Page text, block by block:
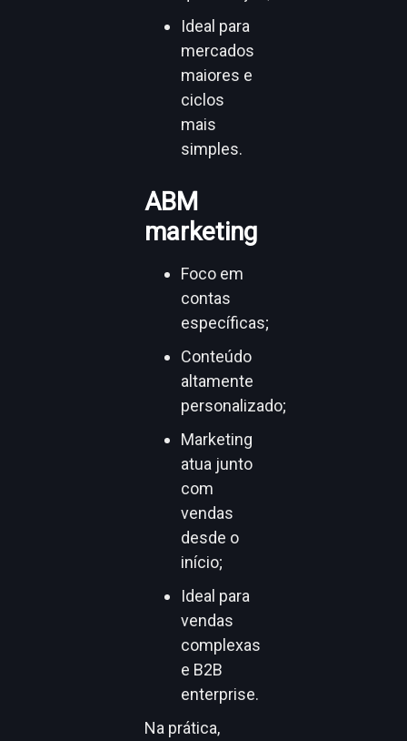
Ideal para
mercados
maiores e
ciclos
mais
simples.
ABM
marketing
Foco em
contas
específicas;
Conteúdo
altamente
personalizado;
Marketing
atua junto
com
vendas
desde o
início;
Ideal para
vendas
complexas
e B2B
enterprise.
Na prática,